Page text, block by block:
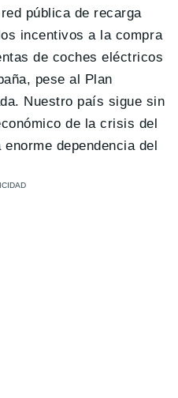
pública de recarga
incentivos a la compra
de coches eléctricos
pese al Plan
Nuestro país sigue sin
de la crisis del
dependencia del